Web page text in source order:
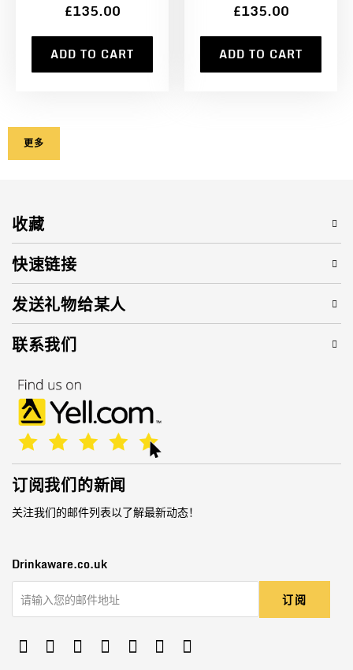
£135.00
ADD TO CART
£135.00
ADD TO CART
更多
收藏
快速链接
发送礼物给某人
联系我们
订阅我们的新闻
关注我们的邮件列表以了解最新动态！
Drinkaware.co.uk